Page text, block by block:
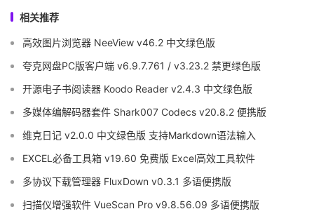
相关推荐
高效图片浏览器 NeeView v46.2 中文绿色版
夸克网盘PC版客户端 v6.9.7.761 / v3.23.2 禁更绿色版
开源电子书阅读器 Koodo Reader v2.4.3 中文绿色版
多媒体编解码器套件 Shark007 Codecs v20.8.2 便携版
维克日记 v2.0.0 中文绿色版 支持Markdown语法输入
EXCEL必备工具箱 v19.60 免费版 Excel高效工具软件
多协议下载管理器 FluxDown v0.3.1 多语便携版
扫描仪增强软件 VueScan Pro v9.8.56.09 多语便携版